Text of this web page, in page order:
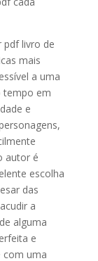
pdf livro de
mais
a uma
tempo em
e
autor é
escolha
das
a
alguma
e
com uma